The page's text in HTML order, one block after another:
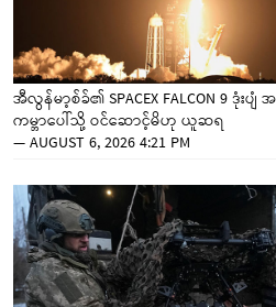
အီလွန်မာ့စ်ခ်၏ SPACEX FALCON 9 ဒုံး
ကမ္ဘာပေါ်သို့ ဝင်ဆောင့်မိဟု ယူဆရ
—AUGUST 6, 2026 4:21 PM